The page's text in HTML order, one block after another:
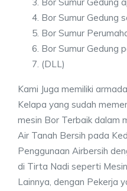
Bor Sumur Gedung
Bor Sumur
Bor Sumur Gedung
(DLL)
Kami Juga memiliki
Kelapa yang sudah
mesin Bor Terbaik dalam
Air Tanah Bersih pada
Penggunaan Airbersih
di Tirta Nadi seperti
Lainnya, dengan Pekerja